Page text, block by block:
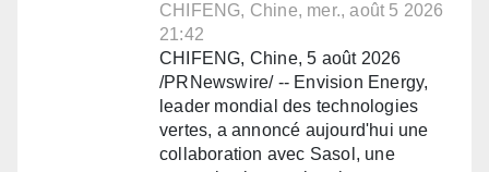
CHIFENG, Chine, mer., août 5 2026
21:42
CHIFENG, Chine, 5 août 2026
/PRNewswire/ -- Envision Energy,
leader mondial des technologies
vertes, a annoncé aujourd'hui une
collaboration avec Sasol, une